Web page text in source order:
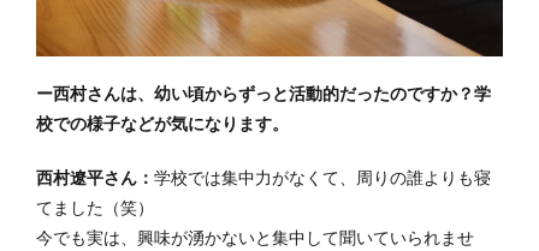
ー西村さんは、幼い頃からずっと活動的だったのですか？学
校での様子などが気になります。
西村遼平さん： 学校では集中力がなくて、周りの誰よりも寝
てました（笑）
今でも実は、興味が湧かないと集中して聞いていられませ